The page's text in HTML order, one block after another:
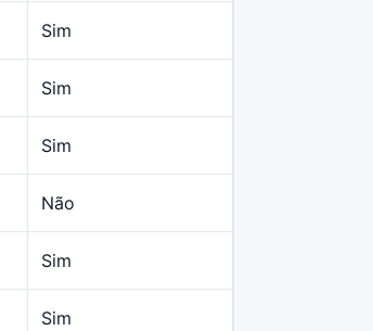
Sim
Sim
Sim
Não
Sim
Sim